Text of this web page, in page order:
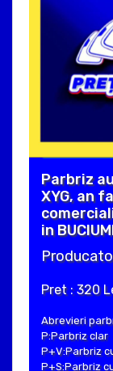
Parbriz
XYG, an
in
Pret : 320
Abrevieri
P:Parbriz clar
P+V:Parbriz
P+S:Parbriz